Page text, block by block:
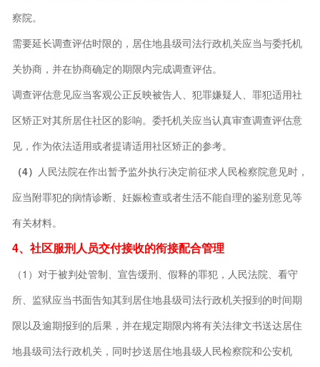
察院。
需要延长调查评估时限的，居住地县级司法行政机关应当与委托机
关协商，并在协商确定的期限内完成调查评估。
调查评估意见应当客观公正反映被告人、犯罪嫌疑人、罪犯适用社
区矫正对其所居住社区的影响。委托机关应当认真审查调查评估意
见，作为依法适用或者提请适用社区矫正的参考。
（4） 人民法院在作出暂予监外执行决定前征求人民检察院意见时，
应当附罪犯的病情诊断、妊娠检查或者生活不能自理的鉴别意见等
有关材料。
4、社区服刑人员交付接收的衔接配合管理
（1）对于被判处管制、宣告缓刑、假释的罪犯，人民法院、看守
所、监狱应当书面告知其到居住地县级司法行政机关报到的时间期
限以及逾期报到的后果，并在规定期限内将有关法律文书送达居住
地县级司法行政机关，同时抄送居住地县级人民检察院和公安机